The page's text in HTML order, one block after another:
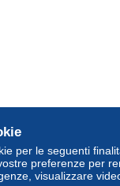
per le seguenti
preferenze per
visualizzare
America/Indiana/